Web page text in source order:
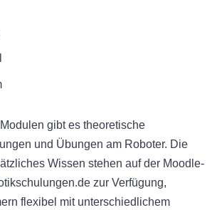
gibt es theoretische
und Übungen am Roboter. Die
Wissen stehen auf der Moodle-
zur Verfügung,
flexibel mit unterschiedlichem